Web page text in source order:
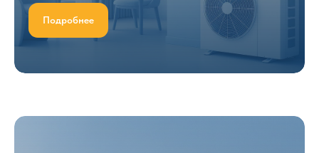
Подробнее